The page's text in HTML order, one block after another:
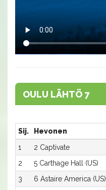
OULU LÄHTÖ 7
Sij. Hevonen
1
2 Captivate
2
5 Carthage Hall (US)
3
6 Astaire America (US)